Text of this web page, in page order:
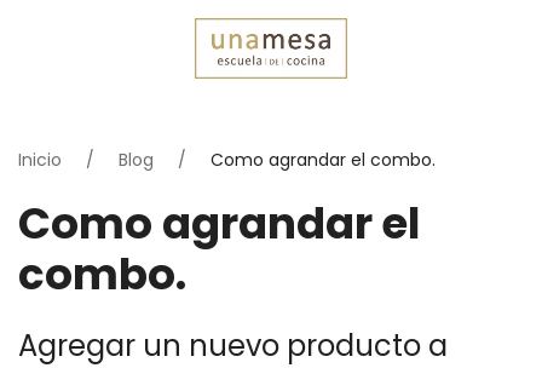
Inicio Blog Como agrandar el combo.
Como agrandar el
combo.
Agregar un nuevo producto a